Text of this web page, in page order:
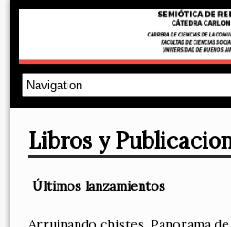
Libros y
Últimos lanzamientos